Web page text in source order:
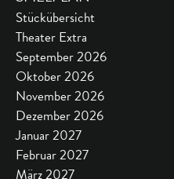
Stückübersicht
Theater Extra
September 2026
Oktober 2026
November 2026
Dezember 2026
Januar 2027
Februar 2027
März 2027